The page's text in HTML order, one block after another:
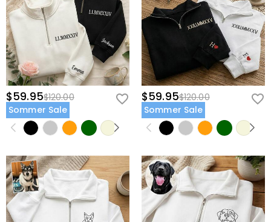
$59.95$120.00
Sommer Sale
$59.95$120.00
Sommer Sale